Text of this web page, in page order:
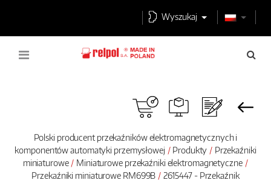
Wyszukaj
Polski producent przekaźników elektromagnetycznych i
komponentów automatyki przemysłowej
Produkty
Przekaźniki
miniaturowe
Miniaturowe przekaźniki elektromagnetyczne
Przekaźniki miniaturowe RM699B
2615447 - Przekaźnik